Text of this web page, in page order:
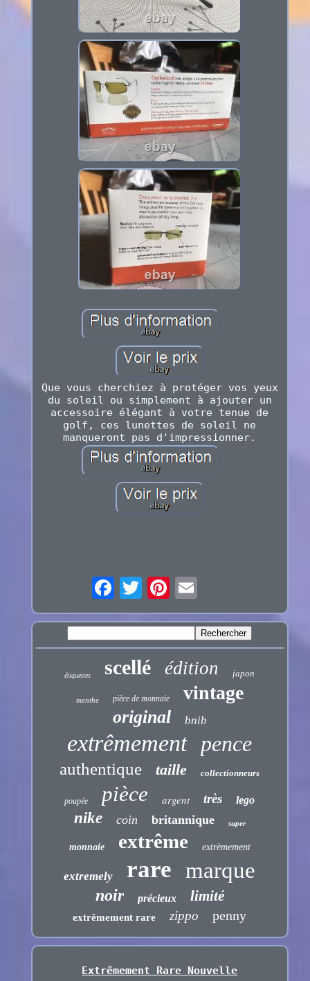
Que vous cherchiez à protéger vos yeux
du soleil ou simplement à ajouter un
accessoire élégant à votre tenue de
golf, ces lunettes de soleil ne
manqueront pas d'impressionner.
étiquettes scellé édition japon
menthe pièce de monnaie vintage
original bnib
extrêmement pence
authentique taille collectionneurs
poupée pièce argent très lego
nike coin britannique super
monnaie extrême extrèmement
extremely rare marque
noir précieux limité
extrêmement rare zippo penny
Extrêmement Rare Nouvelle